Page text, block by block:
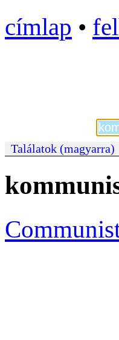
címlap •
Találatok (magyarra)